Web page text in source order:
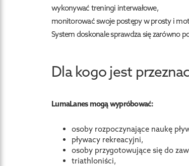
wykonywać treningi interwałowe,
monitorować swoje postępy w prosty i
System doskonale sprawdza się zarówno
Dla kogo jest
LumaLanes mogą wypróbować:
osoby rozpoczynające naukę
pływacy rekreacyjni,
osoby przygotowujące się do
triathloniści,